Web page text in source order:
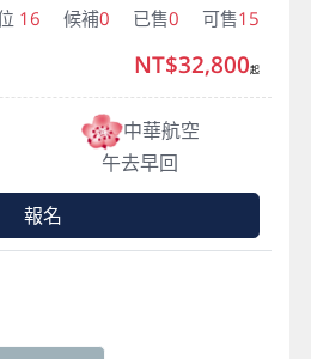
16 候補0 已售0 可售15
中華航空
午去早回
NT$32,800起
報名